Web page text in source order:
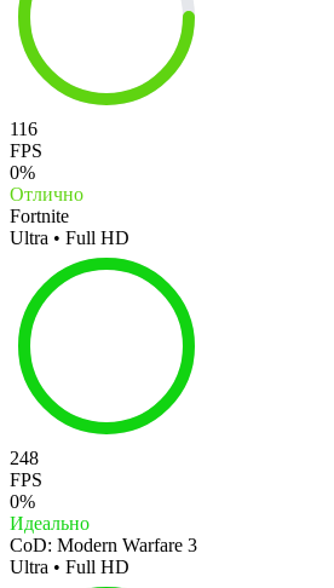
116
FPS
0%
Отлично
Fortnite
Ultra • Full HD
248
FPS
0%
Идеально
CoD: Modern Warfare 3
Ultra • Full HD